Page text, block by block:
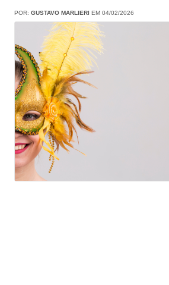
POR: GUSTAVO MARLIERI EM 04/02/2026